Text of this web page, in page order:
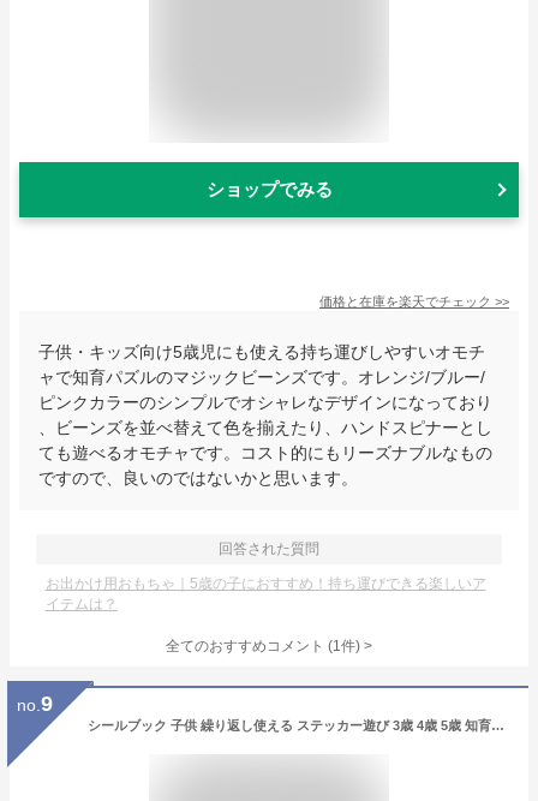
ショップでみる
価格と在庫を楽天でチェック >>
子供・キッズ向け5歳児にも使える持ち運びしやすいオモチ
ャで知育パズルのマジックビーンズです。オレンジ/ブルー/
ピンクカラーのシンプルでオシャレなデザインになっており
、ビーンズを並べ替えて色を揃えたり、ハンドスピナーとし
ても遊べるオモチャです。コスト的にもリーズナブルなもの
ですので、良いのではないかと思います。
回答された質問
お出かけ用おもちゃ｜5歳の子におすすめ！持ち運びできる楽しいア
イテムは？
全てのおすすめコメント (1件) >
no. 9
シールブック 子供 繰り返し使える ステッカー遊び 3歳 4歳 5歳 知育おもちゃ おでかけ 車 おもちゃ 女の子 男の子 プレゼント